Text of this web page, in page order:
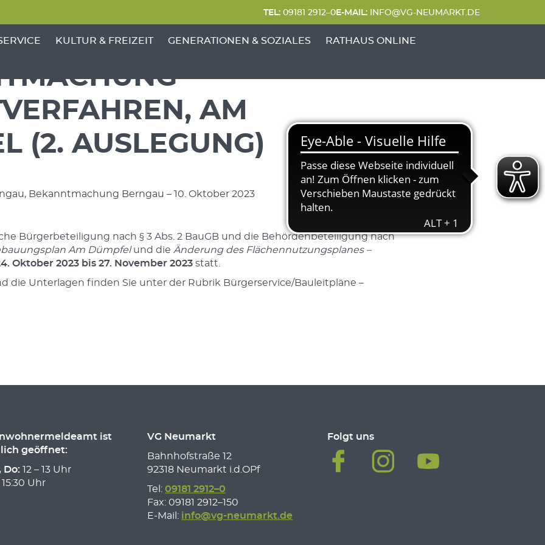
TEL:09181 2912–0E-MAIL:INFO@VG-NEUMARKT.DE
KULTUR & FREIZEIT GENERATIONEN & SOZIALES RATHAUS ONLINE
–
AM
(2. AUSLEGUNG)
Bekanntmachung Berngau – 10. Oktober 2023
Bürgerbeteiligung nach § 3 Abs. 2 BauGB und die Behördenbeteiligung nach
Am Dümpfelund die Änderung des Flächennutzungsplanes –
Oktober 2023 bis 27. November 2023statt.
die Unterlagen finden Sie unter der Rubrik Bürgerservice/Bauleitpläne –
ist
geöffnet:
Do: 12 – 13 Uhr
15:30 Uhr
VG Neumarkt
Bahnhofstraße 12
92318 Neumarkt i.d.OPf
Tel: 09181 2912–0
Fax: 09181 2912–150
E-Mail: info@vg-neumarkt.de
Folgt uns